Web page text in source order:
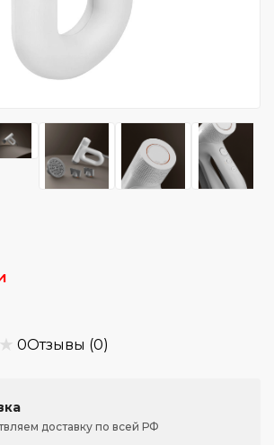
★ 0Отзывы (0)
доставку по всей РФ